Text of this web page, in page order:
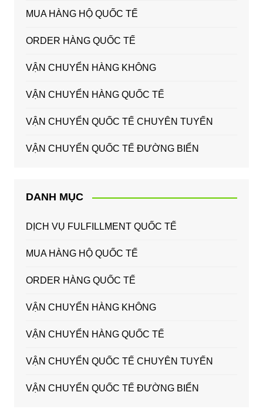
MUA HÀNG HỘ QUỐC TẾ
ORDER HÀNG QUỐC TẾ
VẬN CHUYỂN HÀNG KHÔNG
VẬN CHUYỂN HÀNG QUỐC TẾ
VẬN CHUYỂN QUỐC TẾ CHUYÊN TUYẾN
VẬN CHUYỂN QUỐC TẾ ĐƯỜNG BIỂN
DANH MỤC
DỊCH VỤ FULFILLMENT QUỐC TẾ
MUA HÀNG HỘ QUỐC TẾ
ORDER HÀNG QUỐC TẾ
VẬN CHUYỂN HÀNG KHÔNG
VẬN CHUYỂN HÀNG QUỐC TẾ
VẬN CHUYỂN QUỐC TẾ CHUYÊN TUYẾN
VẬN CHUYỂN QUỐC TẾ ĐƯỜNG BIỂN